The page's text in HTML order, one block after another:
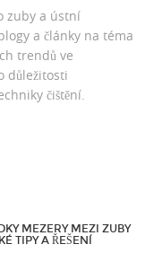
zuby a ústní
a články na téma
trendů ve
důležitosti
čištění.
MEZERY MEZI ZUBY
TIPY A ŘEŠENÍ